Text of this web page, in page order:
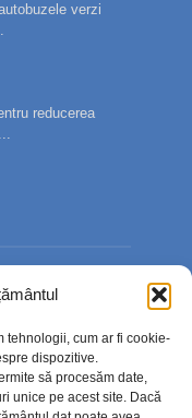
tehnologii, cum ar fi cookie-
dispozitive.
să procesăm date,
unice pe acest site. Dacă
verzi
reducerea